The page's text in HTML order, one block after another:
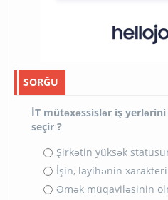
SORĞU
İT mütəxəssislər iş yerlərini
seçir ?
Şirkətin yüksək
İşin, layihənin
Əmək müqaviləsinin